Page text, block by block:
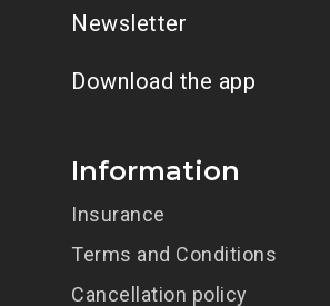
Newsletter
Download the app
Information
Insurance
Terms and Conditions
Cancellation policy